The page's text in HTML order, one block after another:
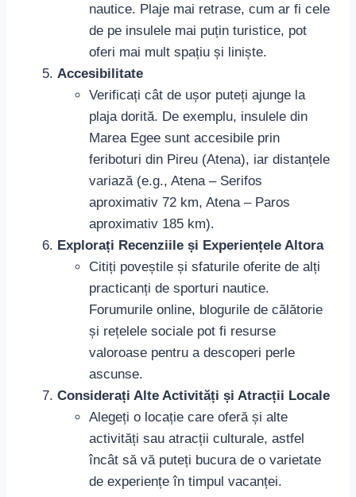
nautice. Plaje mai retrase, cum ar fi cele
de pe insulele mai puțin turistice, pot
oferi mai mult spațiu și liniște.
Accesibilitate
Verificați cât de ușor puteți ajunge la
plaja dorită. De exemplu, insulele din
Marea Egee sunt accesibile prin
feriboturi din Pireu (Atena), iar distanțele
variază (e.g., Atena – Serifos
aproximativ 72 km, Atena – Paros
aproximativ 185 km).
Explorați Recenziile și Experiențele Altora
Citiți poveștile și sfaturile oferite de alți
practicanți de sporturi nautice.
Forumurile online, blogurile de călătorie
și rețelele sociale pot fi resurse
valoroase pentru a descoperi perle
ascunse.
Considerați Alte Activități și Atracții Locale
Alegeți o locație care oferă și alte
activități sau atracții culturale, astfel
încât să vă puteți bucura de o varietate
de experiențe în timpul vacanței.